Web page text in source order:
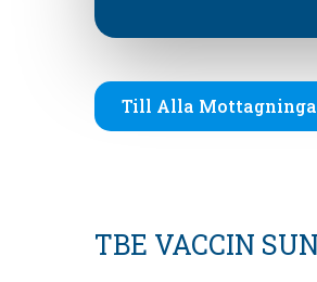
Till Alla
TBE VACCIN